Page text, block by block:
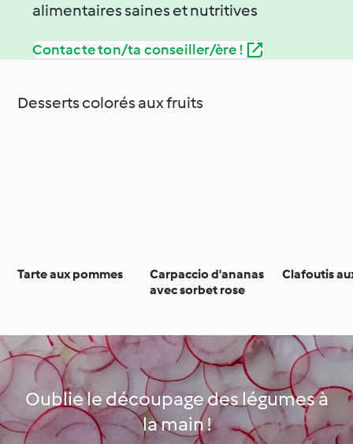
alimentaires saines et nutritives
Contacte ton/ta conseiller/ère !
Desserts colorés aux fruits
Tarte aux pommes
Carpaccio d'ananas
avec sorbet rose
Clafoutis
Oublie le découpage des légumes à
la main !